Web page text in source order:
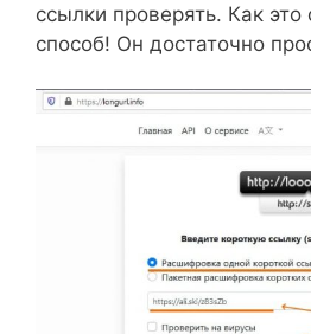
ссылки проверять. Как это
способ! Он достаточно